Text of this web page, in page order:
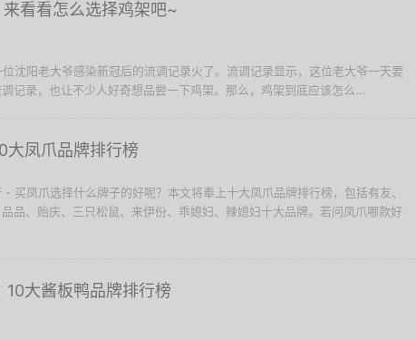
来看看怎么选择鸡架吧~
沈阳老大爷感染新冠后的流调记录火了。流调记录显示，这位老大爷一天要
记录，也让不少人好奇想品尝一下鸡架。那么，鸡架到底应该怎么...
大凤爪品牌排行榜
买凤爪选择什么牌子的好呢？本文将奉上十大凤爪品牌排行榜，包括有友、
品、贻庆、三只松鼠、来伊份、乖媳妇、辣媳妇十大品牌。若问凤爪哪款好
10大酱板鸭品牌排行榜